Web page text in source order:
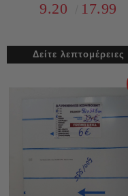
9.20 17.99
Δείτε λεπτομέρειες